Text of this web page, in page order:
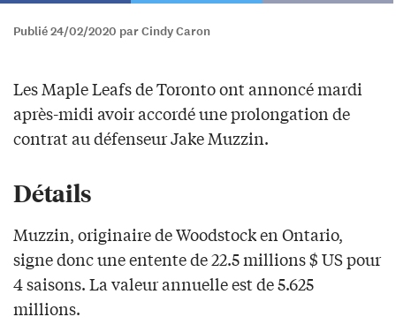
Publié 24/02/2020 par Cindy Caron
Les Maple Leafs de Toronto ont annoncé mardi
après-midi avoir accordé une prolongation de
contrat au défenseur Jake Muzzin.
Détails
Muzzin, originaire de Woodstock en Ontario,
signe donc une entente de 22.5 millions $ US pour
4 saisons. La valeur annuelle est de 5.625
millions.